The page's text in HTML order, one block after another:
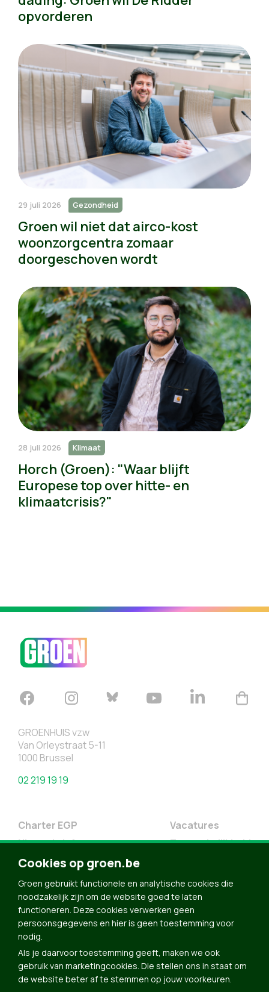
opvorderen
29 juli 2026 Gezondheid
Groen wil niet dat airco-kost
woonzorgcentra zomaar
doorgeschoven wordt
28 juli 2026 Klimaat
Horch (Groen): "Waar blijft
Europese top over hitte- en
klimaatcrisis?"
GROENHUIS vzw
Van Orleystraat 5-11
1000 Brussel
02 219 19 19
Charter EGP
Nieuwsbrief
Doe Mee
Contact
Groen in je buurt
Meldpunt
Vacatures
Toegankelijkheid
Word lid
Agenda
Bekijk kalender
Cookies op groen.be
Groen gebruikt functionele en analytische cookies die
noodzakelijk zijn om de website goed te laten
functioneren. Deze cookies verwerken geen
persoonsgegevens en hier is geen toestemming voor
nodig.
Als je daarvoor toestemming geeft, maken we ook
gebruik van marketingcookies. Die stellen ons in staat om
de website beter af te stemmen op jouw voorkeuren.